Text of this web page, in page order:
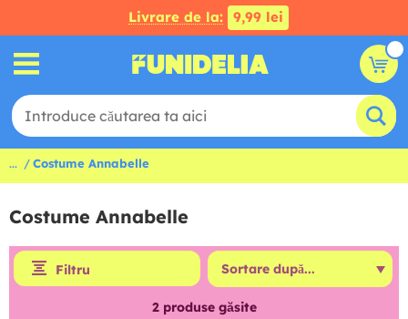
Livrare de la: 9,99 lei
... Costume Annabelle
Costume Annabelle
Filtru
2produse găsite